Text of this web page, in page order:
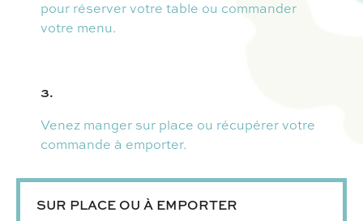
pour réserver votre table ou commander
votre menu.
3.
Venez manger sur place ou récupérer votre
commande à emporter.
SUR PLACE OU À EMPORTER